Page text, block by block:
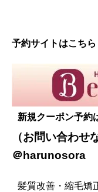
予約サイトはこちら
新規クーポン予約
（お問い合わせ
＠harunosora
髪質改善・縮毛矯